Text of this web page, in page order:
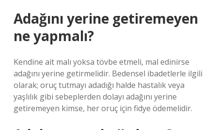
Adağını yerine getiremeyen
ne yapmalı?
Kendine ait malı yoksa tövbe etmeli, mal edinirse
adağını yerine getirmelidir. Bedensel ibadetlerle ilgili
olarak; oruç tutmayı adadığı halde hastalık veya
yaşlılık gibi sebeplerden dolayı adağını yerine
getiremeyen kimse, her oruç için fidye ödemelidir.